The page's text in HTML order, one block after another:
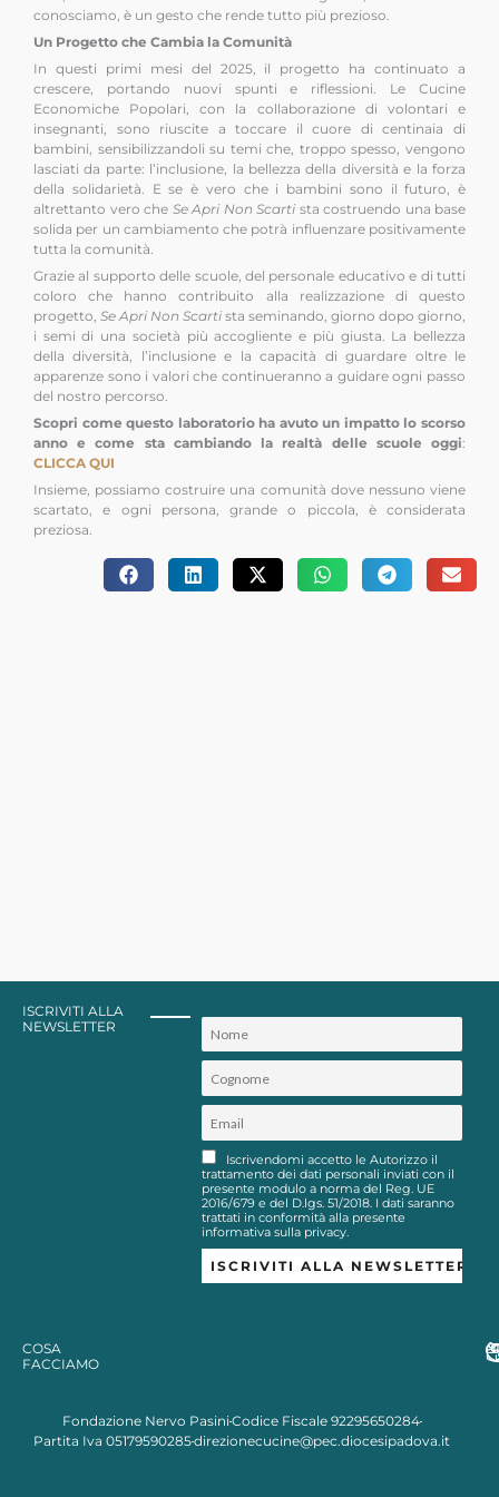
conosciamo, è un gesto che rende tutto più prezioso.
Un Progetto che Cambia la Comunità
In questi primi mesi del 2025, il progetto ha continuato a
crescere, portando nuovi spunti e riflessioni. Le Cucine
Economiche Popolari, con la collaborazione di volontari e
insegnanti, sono riuscite a toccare il cuore di centinaia di
bambini, sensibilizzandoli su temi che, troppo spesso, vengono
lasciati da parte: l’inclusione, la bellezza della diversità e la forza
della solidarietà. E se è vero che i bambini sono il futuro, è
altrettanto vero che Se Apri Non Scarti sta costruendo una base
solida per un cambiamento che potrà influenzare positivamente
tutta la comunità.
Grazie al supporto delle scuole, del personale educativo e di tutti
coloro che hanno contribuito alla realizzazione di questo
progetto, Se Apri Non Scarti sta seminando, giorno dopo giorno,
i semi di una società più accogliente e più giusta. La bellezza
della diversità, l’inclusione e la capacità di guardare oltre le
apparenze sono i valori che continueranno a guidare ogni passo
del nostro percorso.
Scopri come questo laboratorio ha avuto un impatto lo scorso
anno e come sta cambiando la realtà delle scuole oggi:
CLICCA QUI
Insieme, possiamo costruire una comunità dove nessuno viene
scartato, e ogni persona, grande o piccola, è considerata
preziosa.
ISCRIVITI ALLA
NEWSLETTER
Iscrivendomi accetto le Autorizzo il
trattamento dei dati personali inviati con il
presente modulo a norma del Reg. UE
2016/679 e del D.lgs. 51/2018. I dati saranno
trattati in conformità alla presente
informativa sulla privacy.
COSA
FACCIAMO
Fondazione Nervo PasiniCodice Fiscale 92295650284
Partita Iva 05179590285direzionecucine@pec.diocesipadova.it